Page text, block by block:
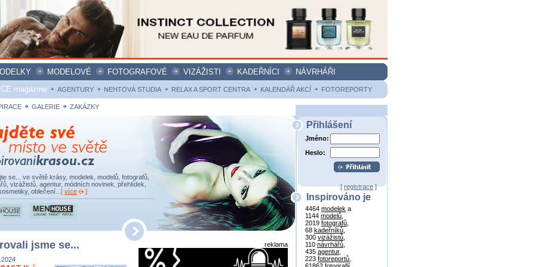
MODELOVÉ FOTOGRAFOVÉ VIZÁŽISTI KADEŘNÍCI
NÁVRHÁŘI
magazine
AGENTURY NEHTOVÁ STUDIA RELAX A SPORT CENTRA KALENDÁŘ AKCÍ FOTOREPORTY
GALERIE ZAKÁZKY
se... ve světě krásy, modelek, modelů, fotografů,
vizážistů, agentur, módních novinek, přehlídek,
oblečení... [ více ]
reklama
jsme se...
Přihlášení
Jméno:
Heslo:
[registrace]
Inspirováno je
4464 modelek a
1144 modelů
2019 fotografů
68 kadeřníků
300 vizážistů
110 návrhářů
435 agentur,
223 fotoreportů